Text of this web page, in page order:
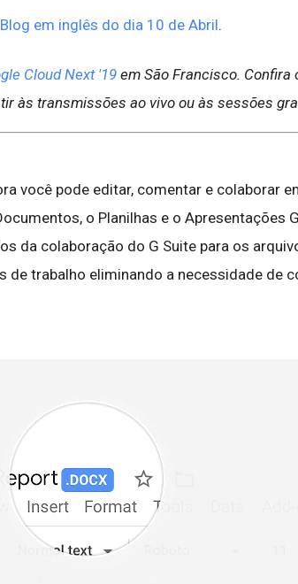
Blog em inglês do dia 10 de Abril.
Cloud Next '19 em São Francisco. Confira
às transmissões ao vivo ou às sessões
você pode editar, comentar e colaborar
o Planilhas e o Apresentações
da colaboração do G Suite para os
de trabalho eliminando a necessidade de